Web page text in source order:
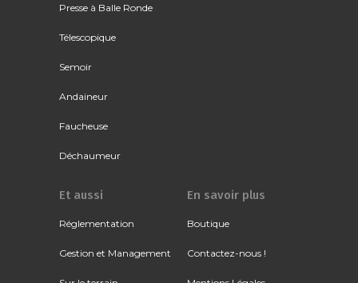
Presse à Balle Ronde
Télescopique
Semoir
Andaineur
Faucheuse
Déchaumeur
Et aussi
Réglementation
Gestion et Management
En savoir plus
Boutique
Contactez-nous !